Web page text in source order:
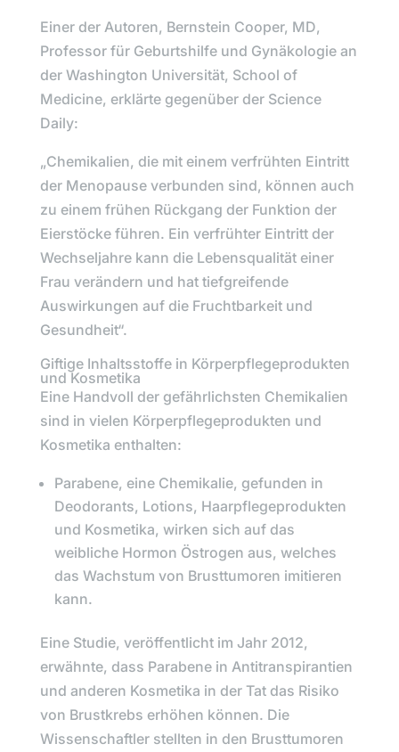
Einer der Autoren, Bernstein Cooper, MD,
Professor für Geburtshilfe und Gynäkologie an
der Washington Universität, School of
Medicine, erklärte gegenüber der Science
Daily:
„Chemikalien, die mit einem verfrühten Eintritt
der Menopause verbunden sind, können auch
zu einem frühen Rückgang der Funktion der
Eierstöcke führen. Ein verfrühter Eintritt der
Wechseljahre kann die Lebensqualität einer
Frau verändern und hat tiefgreifende
Auswirkungen auf die Fruchtbarkeit und
Gesundheit“.
Giftige Inhaltsstoffe in Körperpflegeprodukten
und Kosmetika
Eine Handvoll der gefährlichsten Chemikalien
sind in vielen Körperpflegeprodukten und
Kosmetika enthalten:
Parabene, eine Chemikalie, gefunden in
Deodorants, Lotions, Haarpflegeprodukten
und Kosmetika, wirken sich auf das
weibliche Hormon Östrogen aus, welches
das Wachstum von Brusttumoren imitieren
kann.
Eine Studie, veröffentlicht im Jahr 2012,
erwähnte, dass Parabene in Antitranspirantien
und anderen Kosmetika in der Tat das Risiko
von Brustkrebs erhöhen können. Die
Wissenschaftler stellten in den Brusttumoren